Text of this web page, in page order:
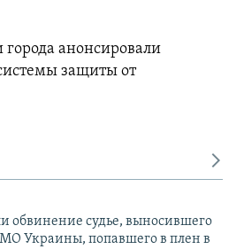
города анонсировали
защиты от
обвинение судье, выносившего
Украины, попавшего в плен в